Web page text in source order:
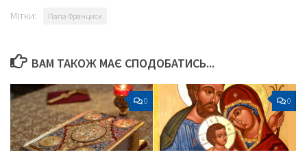
Мітки: Папа Франциск
ВАМ ТАКОЖ МАЄ СПОДОБАТИСЬ...
0 0